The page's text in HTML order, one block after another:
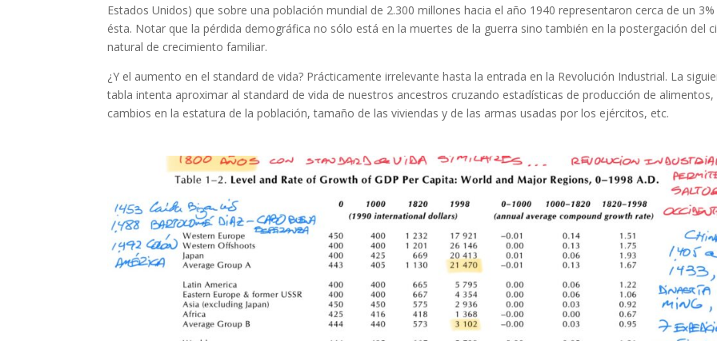
Estados Unidos) que sobre una población mundial de 2.300 millones hacia el año 1940 representaron cerca de un
ésta. Notar que la pérdida demográfica no sólo está en la muertes de la guerra sino también en la postergación del
natural de crecimiento familiar.
¿Y el aumento en el standard de vida? Prácticamente irrelevante hasta la entrada en la Revolución Industrial. La
tabla intenta aproximar al standard de vida de nuestros ancestros cruzando estadísticas de producción de alimentos,
cambios en la estatura de la población, tamaño de las viviendas y de las armas usadas por los ejércitos, etc.